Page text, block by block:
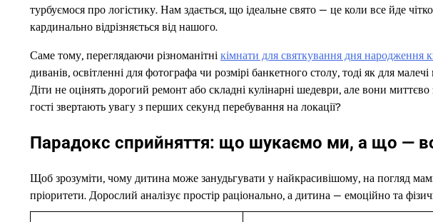
турбуємося про логістику. Нам здається, що ідеальне свято — це коли все йде
кардинально відрізняється від нашого.
Саме тому, переглядаючи різноманітні кімнати для святкування дня народження
диванів, освітленні для фотографа чи розмірі банкетного столу, тоді як для
Діти не оцінять дорогий ремонт або складні кулінарні шедеври, але вони
гості звертають увагу з перших секунд перебування на локації?
Парадокс сприйняття: що шукаємо ми, а що —
Щоб зрозуміти, чому дитина може занудьгувати у найкрасивішому, на погляд
пріоритети. Дорослий аналізує простір раціонально, а дитина — емоційно та